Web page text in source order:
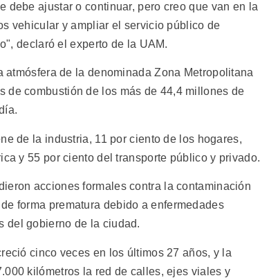
debe ajustar o continuar, pero creo que van en la
vehicular y ampliar el servicio público de
declaró el experto de la UAM.
de la denominada Zona Metropolitana
de combustión de los más de 44,4 millones de
de la industria, 11 por ciento de los hogares,
y 55 por ciento del transporte público y privado.
acciones formales contra la contaminación
forma prematura debido a enfermedades
del gobierno de la ciudad.
cinco veces en los últimos 27 años, y la
kilómetros la red de calles, ejes viales y